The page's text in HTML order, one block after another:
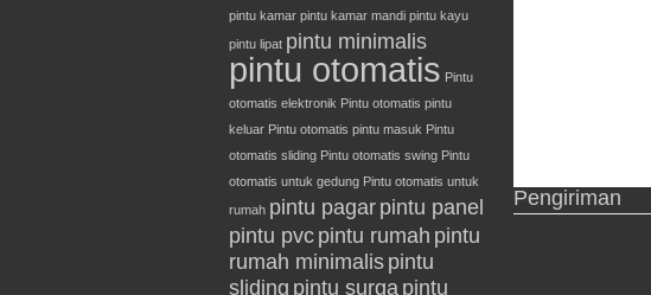
pintu kamar pintu kamar mandi pintu kayu
pintu lipat pintu minimalis
pintu otomatis Pintu
otomatis elektronik Pintu otomatis pintu
keluar Pintu otomatis pintu masuk Pintu
otomatis sliding Pintu otomatis swing Pintu
otomatis untuk gedung Pintu otomatis untuk
rumah pintu pagar pintu panel
pintu pvc pintu rumah pintu
rumah minimalis pintu
sliding pintu surga pintu
Pengiriman